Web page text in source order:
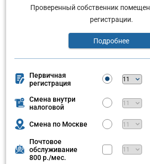
Проверенный собственник
регистрации.
Подробнее
Первичная
регистрация
Смена внутри
налоговой
Смена по Москве
Почтовое
обслуживание
800 р./мес.